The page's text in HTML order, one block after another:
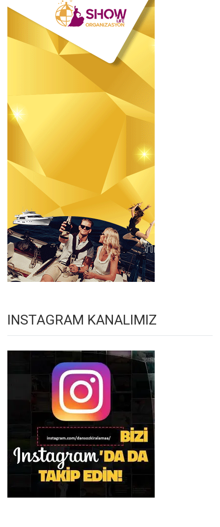
INSTAGRAM KANALIMIZ